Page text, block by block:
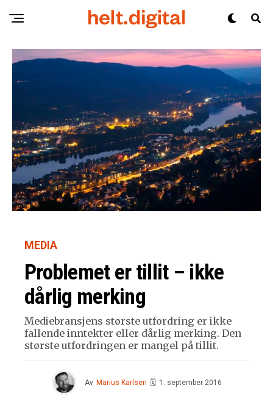
MEDIA
Problemet er tillit – ikke
dårlig merking
Mediebransjens største utfordring er ikke
fallende inntekter eller dårlig merking. Den
største utfordringen er mangel på tillit.
Av Marius Karlsen 🗓 1. september 2016